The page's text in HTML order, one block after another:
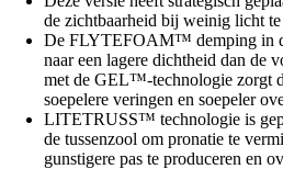
de zichtbaarheid bij weinig licht te
De FLYTEFOAM™ demping in
naar een lagere dichtheid dan de
met de GEL™-technologie zorgt
soepelere veringen en soepeler
LITETRUSS™ technologie is
de tussenzool om pronatie te
gunstigere pas te produceren en